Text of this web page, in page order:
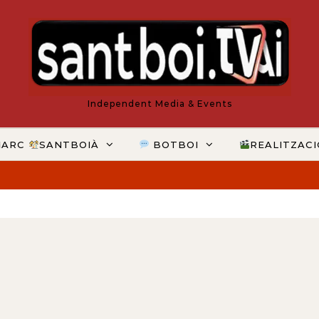
Independent Media & Events
SANTBOIÀ BOTBOI